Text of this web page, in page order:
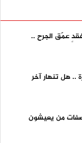
عمّق الجرح ..
هل تنهار آخر
من يعيشون